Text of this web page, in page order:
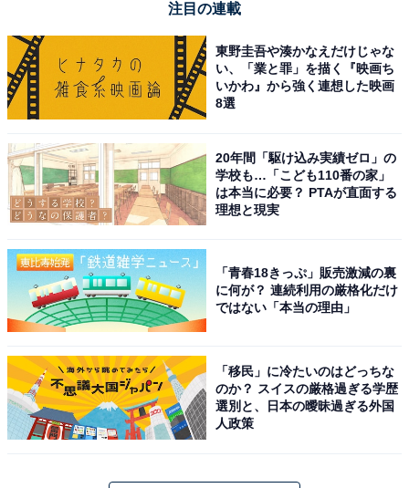
アクセス・料金情報は？ 泊まれる？
アクセス
注目の連載
東野圭吾や湊かなえだけじゃな
い、「業と罪」を描く『映画ち
いかわ』から強く連想した映画
8選
20年間「駆け込み実績ゼロ」の
学校も…「こども110番の家」
は本当に必要？ PTAが直面する
理想と現実
「青春18きっぷ」販売激減の裏
に何が？ 連続利用の厳格化だけ
ではない「本当の理由」
「移民」に冷たいのはどっちな
のか？ スイスの厳格過ぎる学歴
選別と、日本の曖昧過ぎる外国
人政策